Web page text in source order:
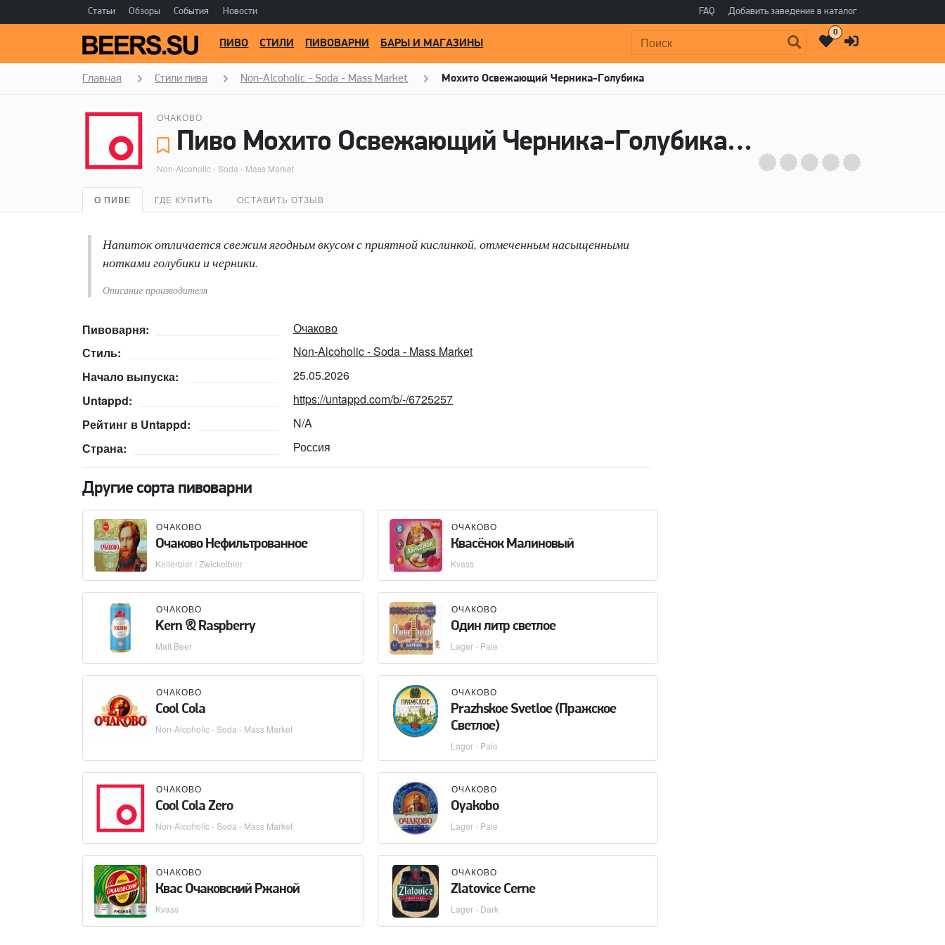
Статьи Обзоры События Новости FAQ Добавить заведение в каталог
Поиск:
ПИВО СТИЛИ ПИВОВАРНИ БАРЫ И МАГАЗИНЫ
0
Главная Стили пива Non-Alcoholic - Soda - Mass Market Мохито Освежающий Черника-Голубика
ОЧАКОВО
Пиво Мохито Освежающий Черника-Голубика - Очаково
Non-Alcoholic - Soda - Mass Market
О ПИВЕ ГДЕ КУПИТЬ ОСТАВИТЬ ОТЗЫВ
Напиток отличается свежим ягодным вкусом с приятной кислинкой, отмеченным насыщенными
нотками голубики и черники.
Описание производителя
Пивоварня:
Очаково
Стиль:
Non-Alcoholic - Soda - Mass Market
Начало выпуска:
25.05.2026
Untappd:
https://untappd.com/b/-/6725257
Рейтинг в Untappd:
N/A
Страна:
Россия
Другие сорта пивоварни
ОЧАКОВО
Очаково Нефильтрованное
Kellerbier / Zwickelbier
ОЧАКОВО
Квасёнок Малиновый
Kvass
ОЧАКОВО
Kern & Raspberry
Malt Beer
ОЧАКОВО
Один литр светлое
Lager - Pale
ОЧАКОВО
Cool Cola
Non-Alcoholic - Soda - Mass Market
ОЧАКОВО
Prazhskoe Svetloe (Пражское
Светлое)
Lager - Pale
ОЧАКОВО
Cool Cola Zero
Non-Alcoholic - Soda - Mass Market
ОЧАКОВО
Oyakobo
Lager - Pale
ОЧАКОВО
Квас Очаковский Ржаной
Kvass
ОЧАКОВО
Zlatovice Cerne
Lager - Dark